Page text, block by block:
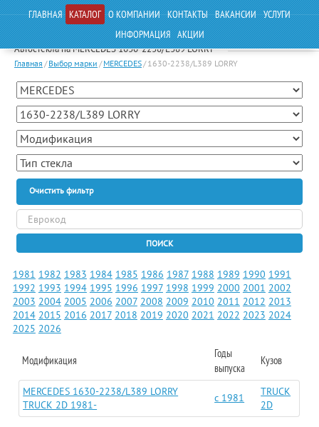
ГЛАВНАЯ КАТАЛОГ О КОМПАНИИ КОНТАКТЫ ВАКАНСИИ УСЛУГИ
ИНФОРМАЦИЯ АКЦИИ
Автостекла на MERCEDES 1630-2238/L389 LORRY
Главная / Выбор марки / MERCEDES/ 1630-2238/L389 LORRY
Очистить фильтр
ПОИСК
1981 1982 1983 1984 1985 1986 1987 1988 1989 1990 1991
1992 1993 1994 1995 1996 1997 1998 1999 2000 2001 2002
2003 2004 2005 2006 2007 2008 2009 2010 2011 2012 2013
2014 2015 2016 2017 2018 2019 2020 2021 2022 2023 2024
2025 2026
Модификация
Годы
выпуска
Кузов
MERCEDES 1630-2238/L389 LORRY
TRUCK 2D 1981-
c 1981
TRUCK
2D